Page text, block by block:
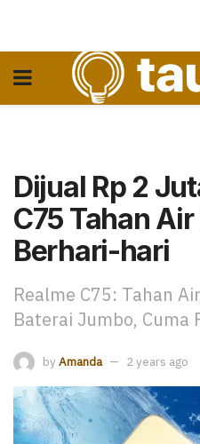
Dijual Rp 2
C75 Tahan
Berhari-hari
Realme C75: Tahan
Baterai Jumbo, Cuma
by Amanda 2 years ago